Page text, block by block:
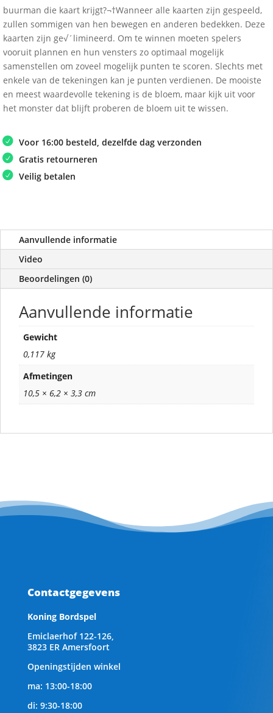
buurman die kaart krijgt?¬†Wanneer alle kaarten zijn gespeeld,
zullen sommigen van hen bewegen en anderen bedekken. Deze
kaarten zijn ge√´limineerd. Om te winnen moeten spelers
vooruit plannen en hun vensters zo optimaal mogelijk
samenstellen om zoveel mogelijk punten te scoren. Slechts met
enkele van de tekeningen kan je punten verdienen. De mooiste
en meest waardevolle tekening is de bloem, maar kijk uit voor
het monster dat blijft proberen de bloem uit te wissen.
Voor 16:00 besteld, dezelfde dag verzonden
Gratis retourneren
Veilig betalen
Aanvullende informatie
Video
Beoordelingen (0)
Aanvullende informatie
Gewicht
0,117 kg
Afmetingen
10,5 × 6,2 × 3,3 cm
Contactgegevens
Koning Bordspel
Emiclaerhof 122-126,
3823 ER Amersfoort
Openingstijden winkel
ma: 13:00-18:00
di: 9:30-18:00